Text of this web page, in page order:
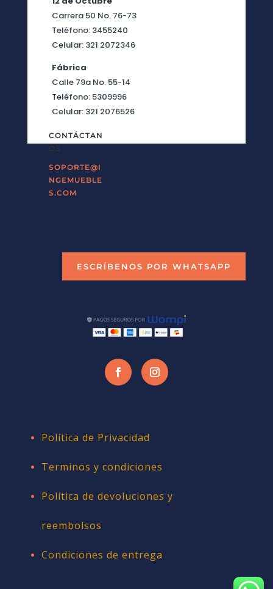
Carrera 50 No. 76-73
Teléfono: 3455240
Celular: 321 2072346
Fábrica
Calle 79a No. 55-14
Teléfono: 5309996
Celular: 321 2076526
CONTÁCTAN
OS
SOPORTE@I
NGEMUEBLE
S.COM
ESCRÍBENOS POR WHATSAPP
Política de Privacidad
Terminos y condiciones
Política de devoluciones y
reembolsos
Condiciones de entrega